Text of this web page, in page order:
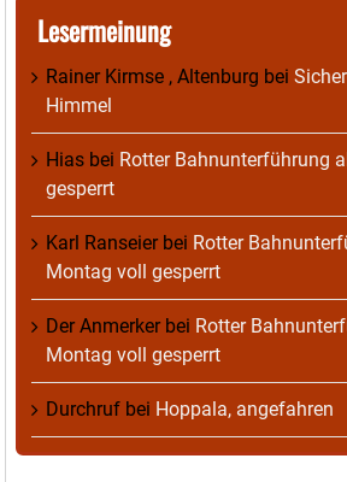
Lesermeinung
Rainer Kirmse , Altenburg bei
Himmel
Hias bei Rotter Bahnunterführung
gesperrt
Karl Ranseierbei Rotter
Montag voll gesperrt
Der Anmerkerbei Rotter
Montag voll gesperrt
Durchruf bei Hoppala, angefahren